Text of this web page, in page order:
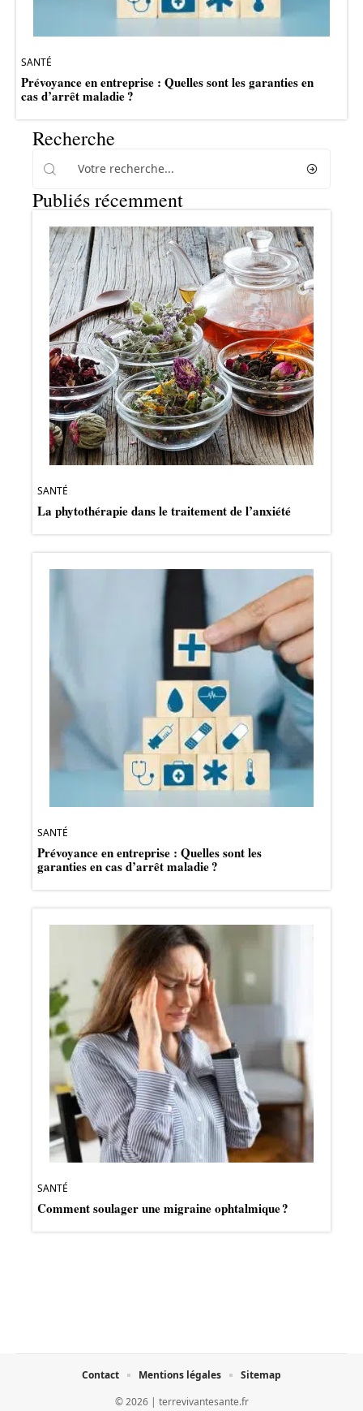
SANTÉ
Prévoyance en entreprise : Quelles sont les garanties en
cas d’arrêt maladie ?
Recherche
Publiés récemment
SANTÉ
La phytothérapie dans le traitement de l’anxiété
SANTÉ
Prévoyance en entreprise : Quelles sont les
garanties en cas d’arrêt maladie ?
SANTÉ
Comment soulager une migraine ophtalmique ?
© 2026 | terrevivantesante.fr
Contact Mentions légales Sitemap